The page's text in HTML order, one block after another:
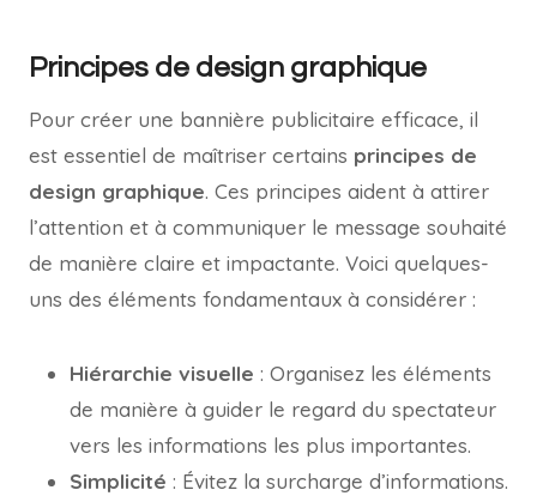
Principes de design graphique
Pour créer une bannière publicitaire efficace, il
est essentiel de maîtriser certains principes de
design graphique. Ces principes aident à attirer
l’attention et à communiquer le message souhaité
de manière claire et impactante. Voici quelques-
uns des éléments fondamentaux à considérer :
Hiérarchie visuelle : Organisez les éléments
de manière à guider le regard du spectateur
vers les informations les plus importantes.
Simplicité : Évitez la surcharge d’informations.